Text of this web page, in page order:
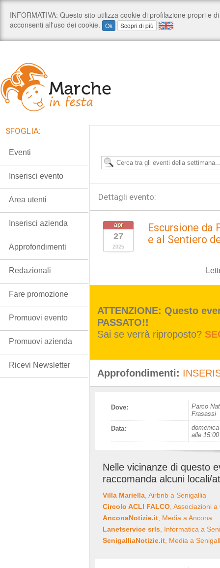
Dettagli evento:
apr
27
2025
Escursione da
e al Sentiero
ATTENZIONE: Questo
PASSATO!!
Sai se verrà riproposto?
Approfondimenti:
Dove:
Parco
Frasassi
Data:
alle 15:00
Nelle vicinanze di questo
raccomanda alcuni locali/
Villa Mariella , Airbnb a Senigallia
Circolo ACLI FALCO , Associazioni
AnconaNotizie.it , Media a Ancona
Lanetservice srls , Informatica a
SenigalliaNotizie.it , Media a
SFOGLIA:
Eventi
Inserisci evento
Area utenti
Inserisci azienda
Approfondimenti
Redazionali
Fare promozione
Promuovi evento
Promuovi azienda
Ricevi Newsletter